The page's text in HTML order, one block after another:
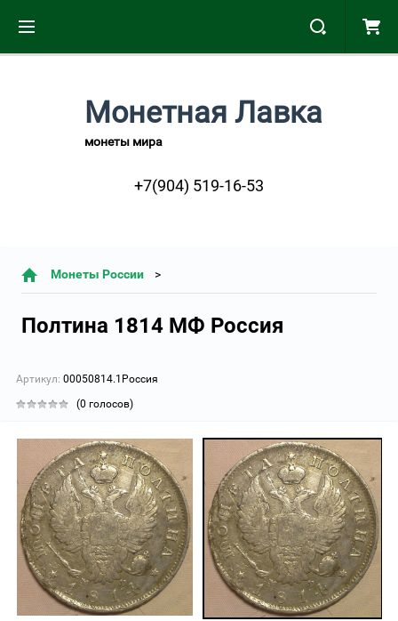
Монетная Лавка
монеты мира
+7(904) 519-16-53
Монеты России
Полтина 1814 МФ Россия
Артикул: 00050814.1Россия
(0 голосов)